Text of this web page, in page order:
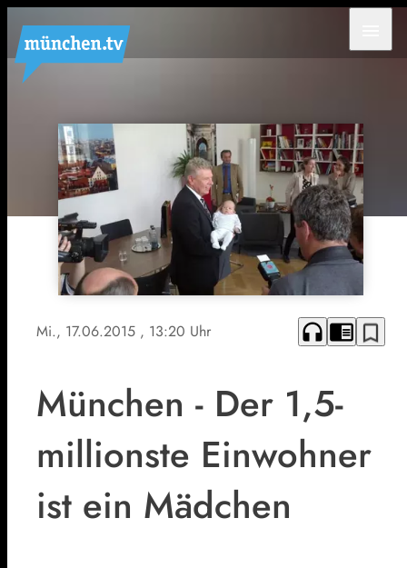
Mi., 17.06.2015 , 13:20 Uhr headphones chrome_reader_mode bookmark_border
München - Der 1,5-
millionste Einwohner
ist ein Mädchen